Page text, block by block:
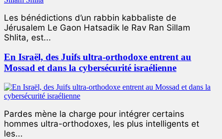
Les bénédictions d’un rabbin kabbaliste de
Jérusalem Le Gaon Hatsadik le Rav Ran Sillam
Shlita, est...
En Israël, des Juifs ultra-orthodoxe entrent au
Mossad et dans la cybersécurité israélienne
Pardes mène la charge pour intégrer certains
hommes ultra-orthodoxes, les plus intelligents et
les...